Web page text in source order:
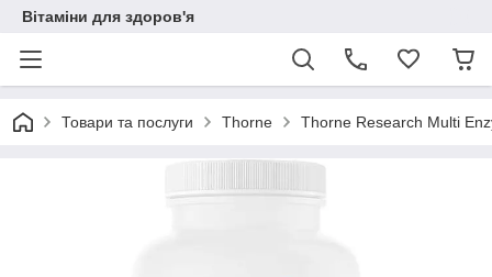
Вітаміни для здоров'я
Товари та послуги Thorne Thorne Research Multi